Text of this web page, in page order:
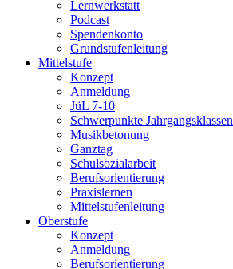
Lernwerkstatt
Podcast
Spendenkonto
Grundstufenleitung
Mittelstufe
Konzept
Anmeldung
JüL 7-10
Schwerpunkte Jahrgangsklassen
Musikbetonung
Ganztag
Schulsozialarbeit
Berufsorientierung
Praxislernen
Mittelstufenleitung
Oberstufe
Konzept
Anmeldung
Berufsorientierung